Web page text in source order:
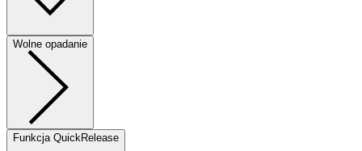
Wolne opadanie
Funkcja QuickRelease